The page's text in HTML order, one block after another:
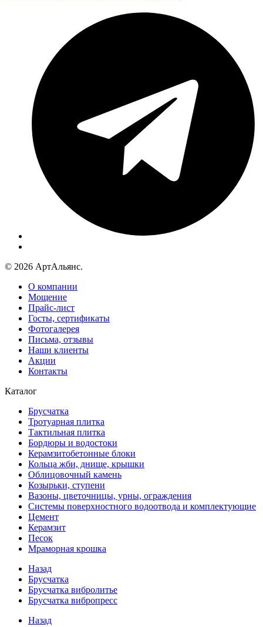
© 2026 АртАльянс.
О компании
Мощение
Прайс-лист
Госты, сертификаты
Фотогалерея
Письма, отзывы
Наши клиенты
Акции
Контакты
Каталог
Брусчатка
Тротуарная плитка
Тактильная плитка
Бордюры и водостоки
Керамзитобетонные блоки
Кольца жби, днище, крышки
Облицовочный камень
Козырьки, ступени
Вазоны, цветочницы, урны, ограждения
Системы поверхностного водоотвода и комплектующие
Цемент
Керамзит
Песок
Мраморная крошка
Назад
Брусчатка
Брусчатка вибролитье
Брусчатка вибропресс
Назад